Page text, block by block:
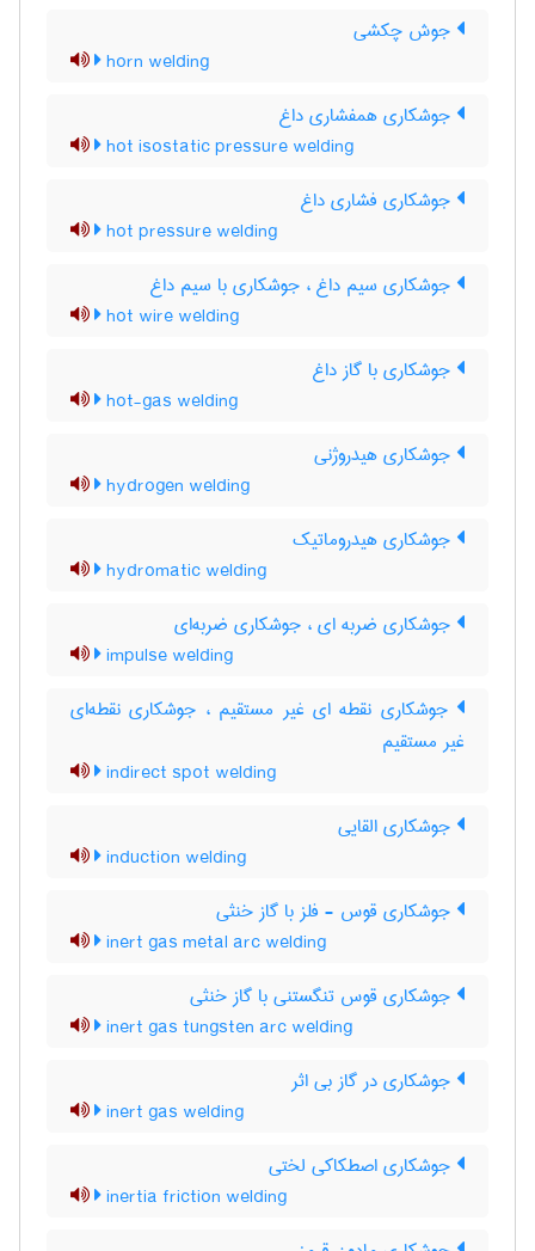
جوش چکشی
horn welding
جوشکاری همفشاری داغ
hot isostatic pressure welding
جوشکاری فشاری داغ
hot pressure welding
جوشکاری سیم داغ ، جوشکاری با سیم داغ
hot wire welding
جوشکاری با گاز داغ
hot-gas welding
جوشکاری هیدروژنی
hydrogen welding
جوشکاری هیدروماتیک
hydromatic welding
جوشکاری ضربه ای ، جوشکاری ضربه‌ای
impulse welding
جوشکاری نقطه ای غیر مستقیم ، جوشکاری نقطه‌ای
غیر مستقیم
indirect spot welding
جوشکاری القایی
induction welding
جوشکاری قوس - فلز با گاز خنثی
inert gas metal arc welding
جوشکاری قوس تنگستنی با گاز خنثی
inert gas tungsten arc welding
جوشکاری در گاز بی اثر
inert gas welding
جوشکاری اصطکاکی لختی
inertia friction welding